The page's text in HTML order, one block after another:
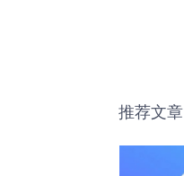
推荐文章